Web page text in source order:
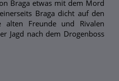
Braga etwas mit dem Mord
Braga dicht auf den
alten Freunde und Rivalen
Jagd nach dem Drogenboss